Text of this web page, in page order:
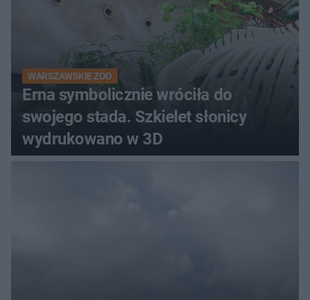
WARSZAWSKIE ZOO
Erna symbolicznie wróciła do
swojego stada. Szkielet słonicy
wydrukowano w 3D